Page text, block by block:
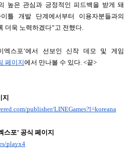
높은 관심과 긍정적인 피드백을 받게 돼
틀 개발 단계에서부터 이용자분들과의
더욱 노력하겠다”고 전했다.
엑스포’에서 선보인 신작 데모 및 게임
페이지에서 만나볼 수 있다. <끝>
지
publisher/LINEGames?l=koreana
스포’ 공식 페이지
playx4